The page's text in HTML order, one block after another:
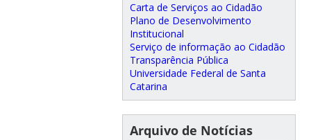
Carta de Serviços ao Cidadão
Plano de Desenvolvimento
Institucional
Serviço de informação ao Cidadão
Transparência Pública
Universidade Federal de Santa
Catarina
Arquivo de Notícias